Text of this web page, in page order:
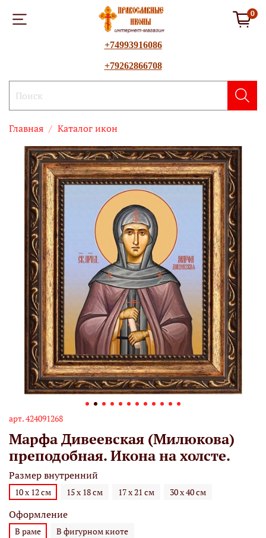
0
+74993916086
+79262866708
Главная Каталог икон
арт.424091268
Марфа Дивеевская (Милюкова)
преподобная. Икона на холсте.
Размер внутренний
10 х 12 см 15 х 18 см 17 х 21 см 30 х 40 см
Оформление
В раме В фигурном киоте